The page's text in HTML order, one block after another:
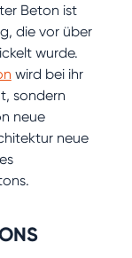
Beton ist
die vor über
wurde.
wird bei ihr
sondern
neue
neue